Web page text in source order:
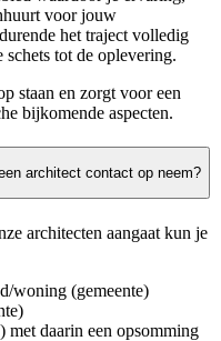
voor jouw
het traject volledig
tot de oplevering.
staan en zorgt voor een
bijkomende aspecten.
architect contact op neem?
architecten aangaat kun je
woning (gemeente)
met daarin een opsomming